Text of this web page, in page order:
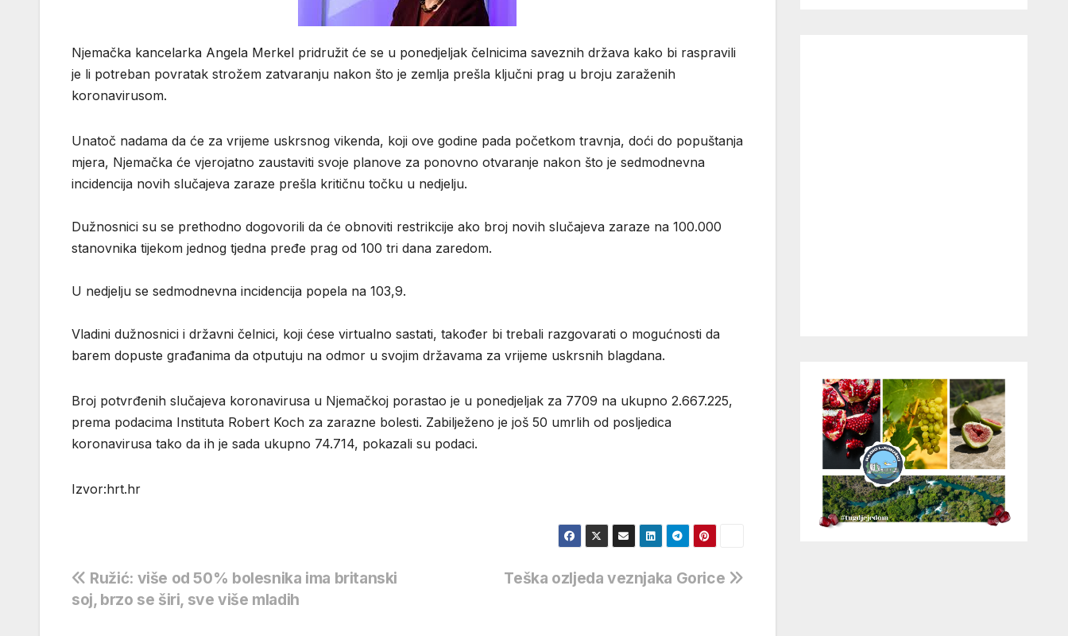
Njemačka kancelarka Angela Merkel pridružit će se u ponedjeljak čelnicima saveznih država kako bi raspravili
je li potreban povratak strožem zatvaranju nakon što je zemlja prešla ključni prag u broju zaraženih
koronavirusom.
Unatoč nadama da će za vrijeme uskrsnog vikenda, koji ove godine pada početkom travnja, doći do popuštanja
mjera, Njemačka će vjerojatno zaustaviti svoje planove za ponovno otvaranje nakon što je sedmodnevna
incidencija novih slučajeva zaraze prešla kritičnu točku u nedjelju.
Dužnosnici su se prethodno dogovorili da će obnoviti restrikcije ako broj novih slučajeva zaraze na 100.000
stanovnika tijekom jednog tjedna pređe prag od 100 tri dana zaredom.
U nedjelju se sedmodnevna incidencija popela na 103,9.
Vladini dužnosnici i državni čelnici, koji ćese virtualno sastati, također bi trebali razgovarati o mogućnosti da
barem dopuste građanima da otputuju na odmor u svojim državama za vrijeme uskrsnih blagdana.
Broj potvrđenih slučajeva koronavirusa u Njemačkoj porastao je u ponedjeljak za 7709 na ukupno 2.667.225,
prema podacima Instituta Robert Koch za zarazne bolesti. Zabilježeno je još 50 umrlih od posljedica
koronavirusa tako da ih je sada ukupno 74.714, pokazali su podaci.
Izvor:hrt.hr
Navigacija
objava
Teška ozljeda veznjaka Gorice
Ružić: više od 50% bolesnika ima britanski
soj, brzo se širi, sve više mladih